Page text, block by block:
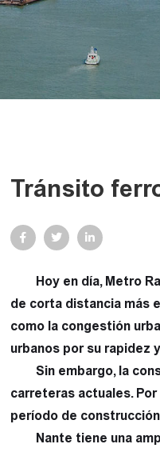
Tránsito
Hoy en día, Metro
de corta distancia más
como la congestión
urbanos por su rapidez
Sin embargo, la
carreteras actuales.
período de
Nante tiene una